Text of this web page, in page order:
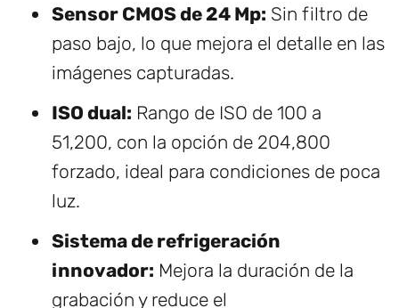
Sensor CMOS de 24 Mp: Sin filtro de
paso bajo, lo que mejora el detalle en las
imágenes capturadas.
ISO dual: Rango de ISO de 100 a
51,200, con la opción de 204,800
forzado, ideal para condiciones de poca
luz.
Sistema de refrigeración
innovador: Mejora la duración de la
grabación y reduce el